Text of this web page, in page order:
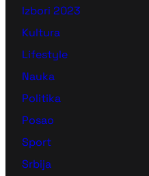
Izbori 2023
Kultura
Lifestyle
Nauka
Politika
Posao
Sport
Srbija